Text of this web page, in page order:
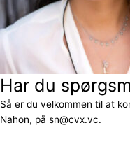
Har du
Så er du velkommen til at
Nahon, på sn@cvx.vc.